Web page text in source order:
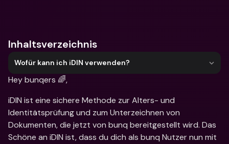
Inhaltsverzeichnis
Wofür kann ich iDIN verwenden?
Hey bunqers 🌈,
iDIN ist eine sichere Methode zur Alters- und
Identitätsprüfung und zum Unterzeichnen von
Dokumenten, die jetzt von bunq bereitgestellt wird. Das
Schöne an iDIN ist, dass du dich als bunq Nutzer nun mit